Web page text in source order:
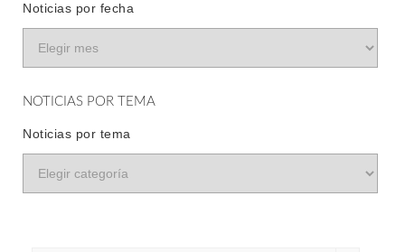
Noticias por fecha
NOTICIAS POR TEMA
Noticias por tema